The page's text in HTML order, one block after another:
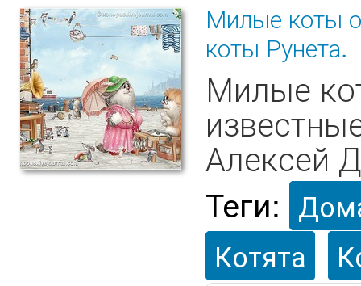
Милые коты
коты Рунета.
Милые
Алексей
Теги:
Котята